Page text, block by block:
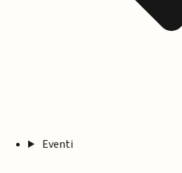
Eventi